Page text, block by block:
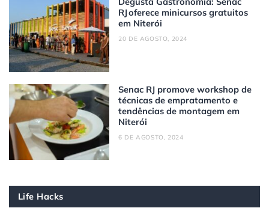
RJ oferece minicursos gratuitos
em Niterói
20 DE AGOSTO, 2024
Senac RJ promove workshop de
técnicas de empratamento e
tendências de montagem em
Niterói
6 DE AGOSTO, 2024
Life Hacks